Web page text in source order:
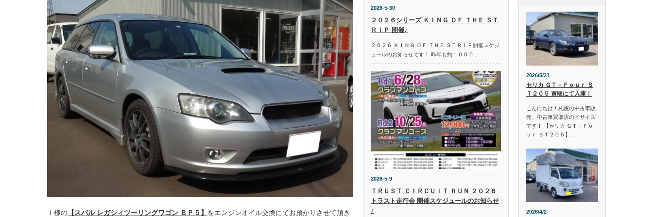
Ｉ様の 【スバル レガシィツーリングワゴン ＢＰ５】 をエンジンオイル交換にてお預かりさせて頂き
2026-5-30
２０２６シリーズ ＫＩＮＧ ＯＦ ＴＨＥ ＳＴ
ＲＩＰ 開催♪
２０２６ ＫＩＮＧ ＯＦ ＴＨＥ ＳＴＲＩＰ開催スケジ
ュールのお知らせです！ 昨年も約１０００…
2026-5-9
ＴＲＵＳＴ ＣＩＲＣＵＩＴ ＲＵＮ ２０２６
トラスト走行会 開催スケジュールのお知らせ
♪
2026/5/21
セリカ ＧＴ－Ｆｏｕｒ Ｓ
Ｔ２０５ 買取にて入庫！
こんにちは！札幌の中古車販
売、中古車買取店のイサイズ
です！ 【セリカ ＧＴ－Ｆｏ
ｕｒ ＳＴ２０５】…
2026/4/2